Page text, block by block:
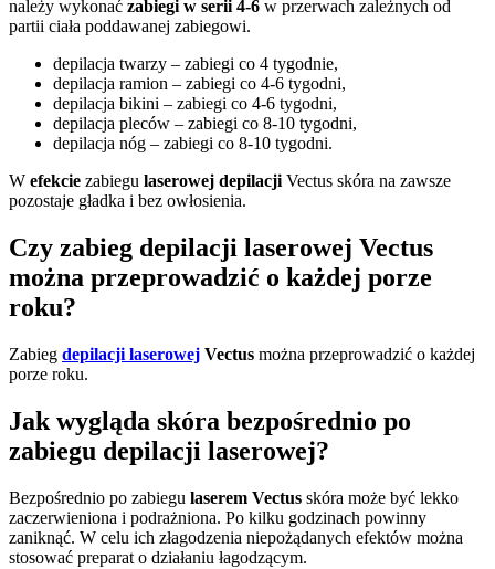
należy wykonać zabiegi w serii 4-6 w przerwach zależnych od
partii ciała poddawanej zabiegowi.
depilacja twarzy – zabiegi co 4 tygodnie,
depilacja ramion – zabiegi co 4-6 tygodni,
depilacja bikini – zabiegi co 4-6 tygodni,
depilacja pleców – zabiegi co 8-10 tygodni,
depilacja nóg – zabiegi co 8-10 tygodni.
W efekcie zabiegu laserowej depilacjiVectus skóra na zawsze
pozostaje gładka i bez owłosienia.
Czy zabieg depilacji laserowej Vectus
można przeprowadzić o każdej porze
roku?
Zabieg depilacji laserowej Vectus można przeprowadzić o każdej
porze roku.
Jak wygląda skóra bezpośrednio po
zabiegu depilacji laserowej?
Bezpośrednio po zabiegu laserem Vectus skóra może być lekko
zaczerwieniona i podrażniona. Po kilku godzinach powinny
zaniknąć. W celu ich złagodzenia niepożądanych efektów można
stosować preparat o działaniu łagodzącym.